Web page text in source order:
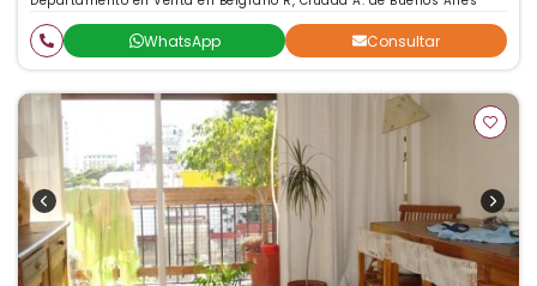
WhatsApp Consultar